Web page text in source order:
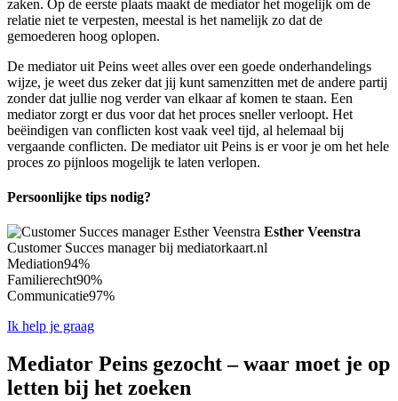
zaken. Op de eerste plaats maakt de mediator het mogelijk om de
relatie niet te verpesten, meestal is het namelijk zo dat de
gemoederen hoog oplopen.
De mediator uit Peins weet alles over een goede onderhandelings
wijze, je weet dus zeker dat jij kunt samenzitten met de andere partij
zonder dat jullie nog verder van elkaar af komen te staan. Een
mediator zorgt er dus voor dat het proces sneller verloopt. Het
beëindigen van conflicten kost vaak veel tijd, al helemaal bij
vergaande conflicten. De mediator uit Peins is er voor je om het hele
proces zo pijnloos mogelijk te laten verlopen.
Persoonlijke tips nodig?
Esther Veenstra
Customer Succes manager bij mediatorkaart.nl
Mediation94%
Familierecht90%
Communicatie97%
Ik help je graag
Mediator Peins gezocht – waar moet je op
letten bij het zoeken